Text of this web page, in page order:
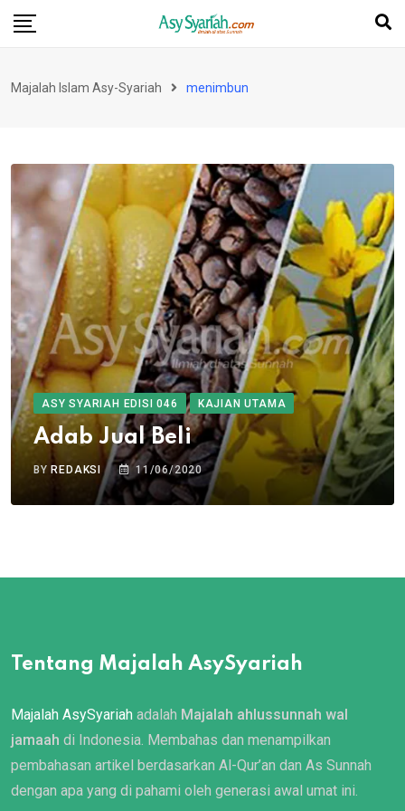
Skip
Majalah Islam Asy-Syariah menimbun
ASY SYARIAH EDISI 046 KAJIAN UTAMA
Adab Jual Beli
BYREDAKSI 11/06/2020
Tentang Majalah AsySyariah
Majalah AsySyariah adalah Majalah ahlussunnah wal
jamaah di Indonesia. Membahas dan menampilkan
pembahasan artikel berdasarkan Al-Qur’an dan As Sunnah
dengan apa yang di pahami oleh generasi awal umat ini.